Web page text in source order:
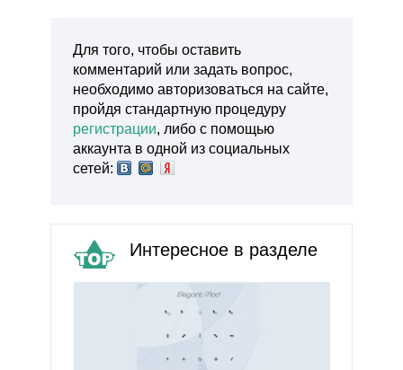
Для того, чтобы оставить
комментарий или задать вопрос,
необходимо авторизоваться на сайте,
пройдя стандартную процедуру
регистрации, либо с помощью
аккаунта в одной из социальных
сетей:
Интересное в разделе